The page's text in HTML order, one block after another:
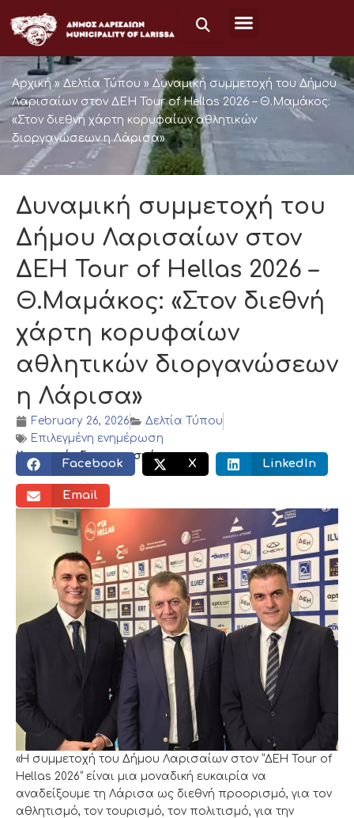
to
content
Αρχική » Δελτία Τύπου » Δυναμική συμμετοχή του Δήμου
Λαρισαίων στον ΔΕΗ Tour of Hellas 2026 – Θ.Μαμάκος:
«Στον διεθνή χάρτη κορυφαίων αθλητικών
διοργανώσεων η Λάρισα»
Δυναμική συμμετοχή του
Δήμου Λαρισαίων στον
ΔΕΗ Tour of Hellas 2026 –
Θ.Μαμάκος: «Στον διεθνή
χάρτη κορυφαίων
αθλητικών διοργανώσεων
η Λάρισα»
February 26, 2026
Δελτία Τύπου
Επιλεγμένη ενημέρωση
Κοινωνικός διαμοιρασμός:
Facebook X LinkedIn
Email
«Η συμμετοχή του Δήμου Λαρισαίων στον “ΔΕΗ Tour of
Hellas 2026” είναι μια μοναδική ευκαιρία να
αναδείξουμε τη Λάρισα ως διεθνή προορισμό, για τον
αθλητισμό, τον τουρισμό, τον πολιτισμό, για την